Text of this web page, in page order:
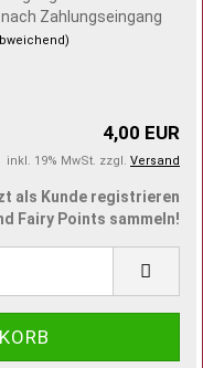
Zahlungseingang
4,00 EUR
inkl. 19% MwSt. zzgl. Versand
als Kunde registrieren
Fairy Points sammeln!